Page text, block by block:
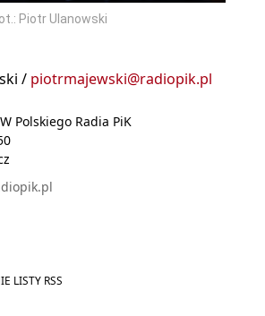
Piotr Ulanowski
/ piotrmajewski@radiopik.pl
Polskiego Radia PiK
LISTY RSS